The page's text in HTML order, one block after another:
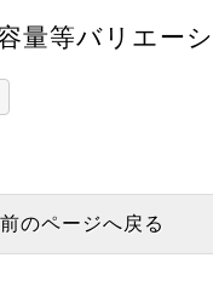
量等バリエー